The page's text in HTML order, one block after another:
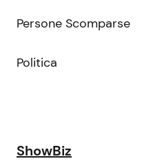
Persone Scomparse
Politica
ShowBiz